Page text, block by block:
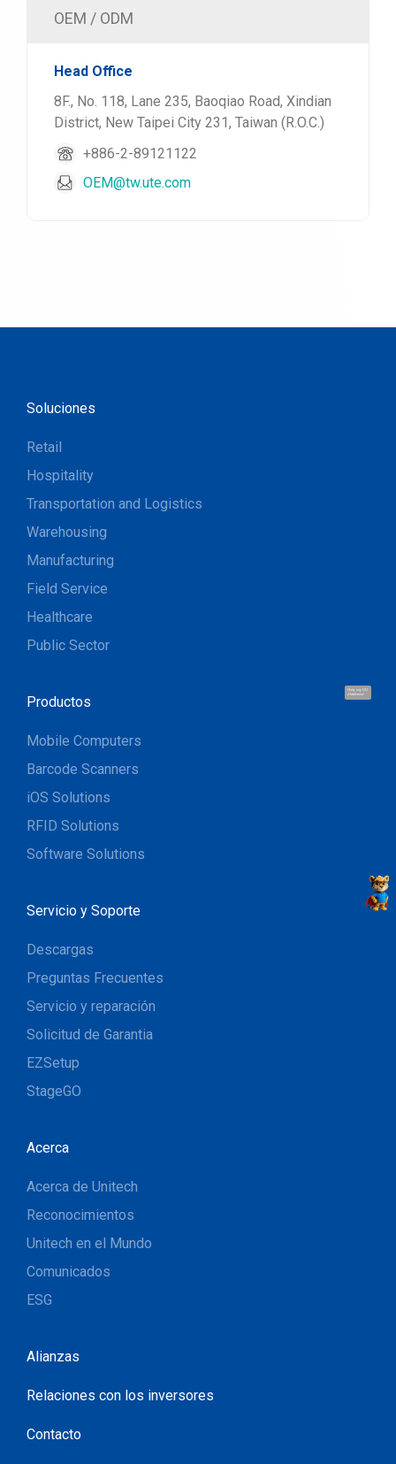
Hola, soy UU.
¡Hablemos!
OEM / ODM
Head Office
8F., No. 118, Lane 235, Baoqiao Road, Xindian
District, New Taipei City 231, Taiwan (R.O.C.)
+886-2-89121122
OEM@tw.ute.com
Soluciones
Retail
Hospitality
Transportation and Logistics
Warehousing
Manufacturing
Field Service
Healthcare
Public Sector
Productos
Mobile Computers
Barcode Scanners
iOS Solutions
RFID Solutions
Software Solutions
Servicio y Soporte
Descargas
Preguntas Frecuentes
Servicio y reparación
Solicitud de Garantia
EZSetup
StageGO
Acerca
Acerca de Unitech
Reconocimientos
Unitech en el Mundo
Comunicados
ESG
Alianzas
Relaciones con los inversores
Contacto